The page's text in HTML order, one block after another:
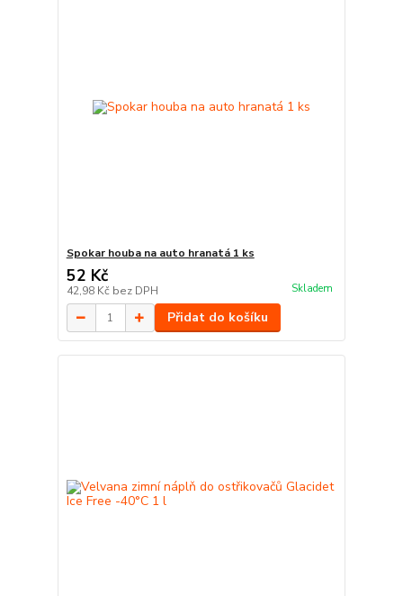
Spokar houba na auto hranatá 1 ks
52 Kč
42,98 Kč bez DPH Skladem
Přidat do košíku